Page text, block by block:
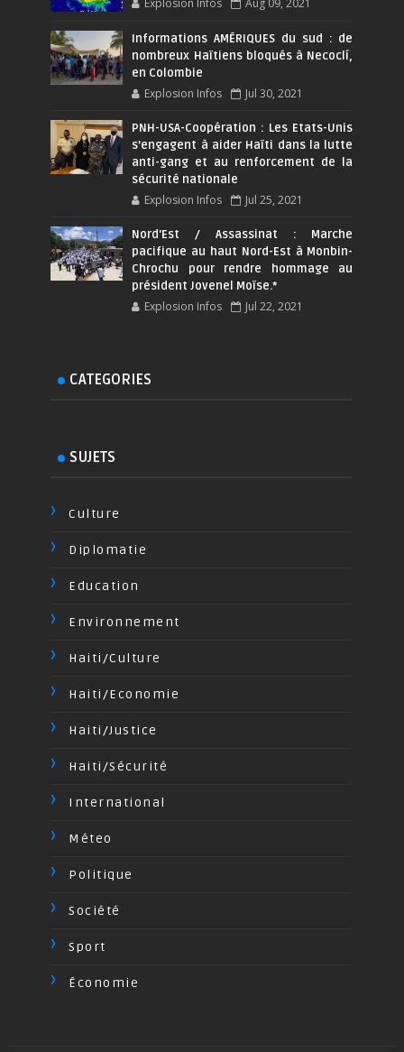
Explosion Infos Aug 09, 2021
Informations AMÉRIQUES du sud : de
nombreux Haïtiens bloqués à Necoclí,
en Colombie
Explosion Infos Jul 30, 2021
PNH-USA-Coopération : Les Etats-Unis
s’engagent à aider Haïti dans la lutte
anti-gang et au renforcement de la
sécurité nationale
Explosion Infos Jul 25, 2021
Nord'Est / Assassinat : Marche
pacifique au haut Nord-Est à Monbin-
Chrochu pour rendre hommage au
président Jovenel Moïse.*
Explosion Infos Jul 22, 2021
CATEGORIES
SUJETS
Culture
Diplomatie
Education
Environnement
Haiti/Culture
Haiti/Economie
Haiti/Justice
Haiti/Sécurité
International
Méteo
Politique
Société
Sport
Économie